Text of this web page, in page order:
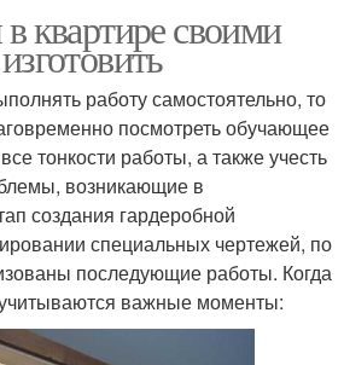
квартире своими
работу самостоятельно, то
посмотреть обучающее
тонкости работы, а также учесть
возникающие в
создания гардеробной
специальных чертежей, по
последующие работы. Когда
важные моменты: